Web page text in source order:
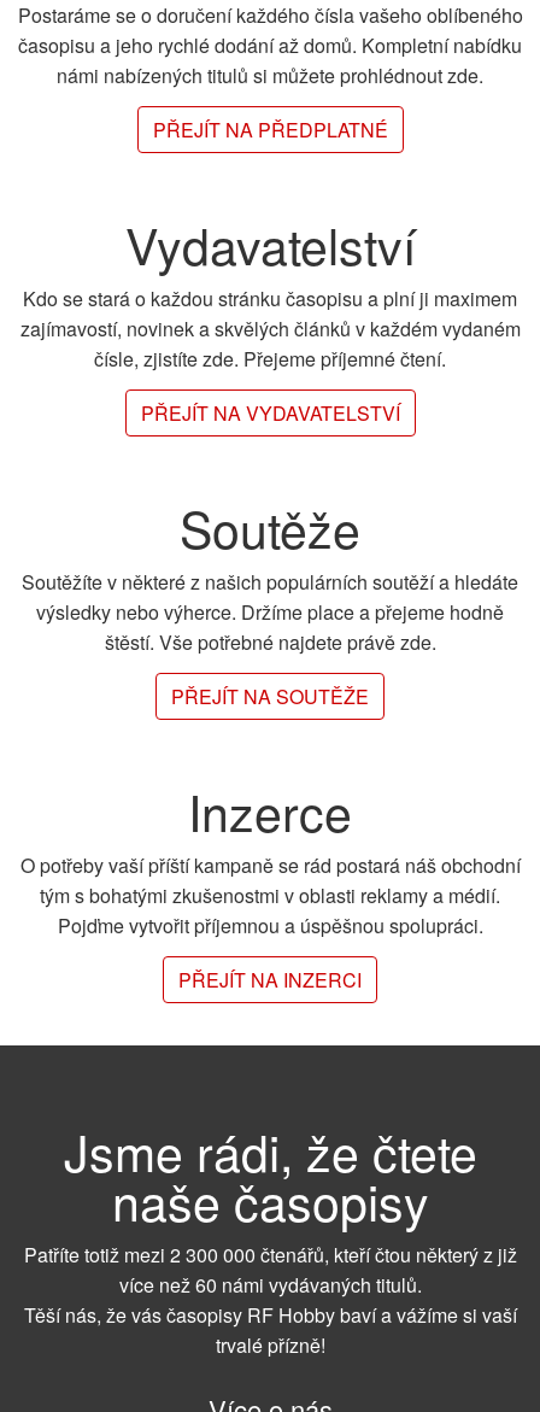
Postaráme se o doručení každého čísla vašeho oblíbeného
časopisu a jeho rychlé dodání až domů. Kompletní nabídku
námi nabízených titulů si můžete prohlédnout zde.
PŘEJÍT NA PŘEDPLATNÉ
Vydavatelství
Kdo se stará o každou stránku časopisu a plní ji maximem
zajímavostí, novinek a skvělých článků v každém vydaném
čísle, zjistíte zde. Přejeme příjemné čtení.
PŘEJÍT NA VYDAVATELSTVÍ
Soutěže
Soutěžíte v některé z našich populárních soutěží a hledáte
výsledky nebo výherce. Držíme place a přejeme hodně
štěstí. Vše potřebné najdete právě zde.
PŘEJÍT NA SOUTĚŽE
Inzerce
O potřeby vaší příští kampaně se rád postará náš obchodní
tým s bohatými zkušenostmi v oblasti reklamy a médií.
Pojďme vytvořit příjemnou a úspěšnou spolupráci.
PŘEJÍT NA INZERCI
Jsme rádi, že čtete
naše časopisy
Patříte totiž mezi 2 300 000 čtenářů, kteří čtou některý z již
více než 60 námi vydávaných titulů.
Těší nás, že vás časopisy RF Hobby baví a vážíme si vaší
trvalé přízně!